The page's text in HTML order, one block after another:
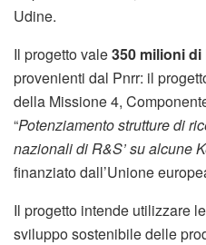
Udine.
Il progetto vale350 milioni di
provenienti dal Pnrr: il
della Missione 4,
“Potenziamento strutture di
nazionali di R&S’ su alcune
finanziato dall’Unione
Il progetto intende utilizzare
sviluppo sostenibile delle